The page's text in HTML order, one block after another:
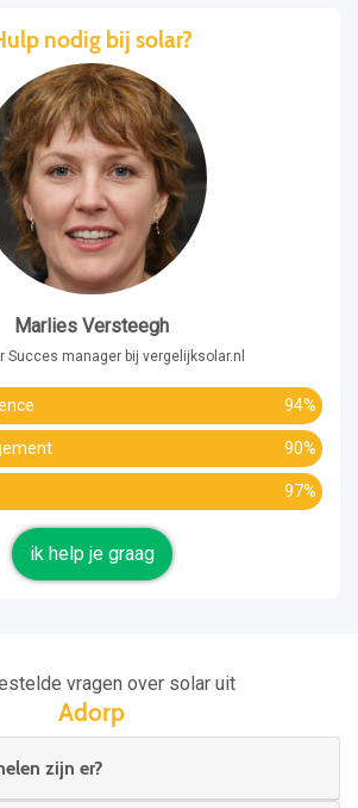
nodig bij solar?
Marlies Versteegh
Succes manager bij vergelijksolar.nl
94%
90%
97%
ik help je graag
vragen over solar uit
Adorp
zijn er?